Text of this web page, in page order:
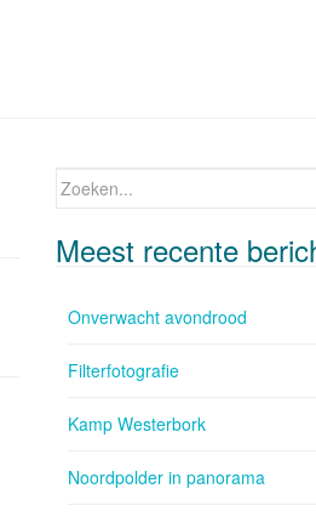
Zoeken naar:
Meest recente
Onverwacht avondrood
Filterfotografie
Kamp Westerbork
Noordpolder in panorama